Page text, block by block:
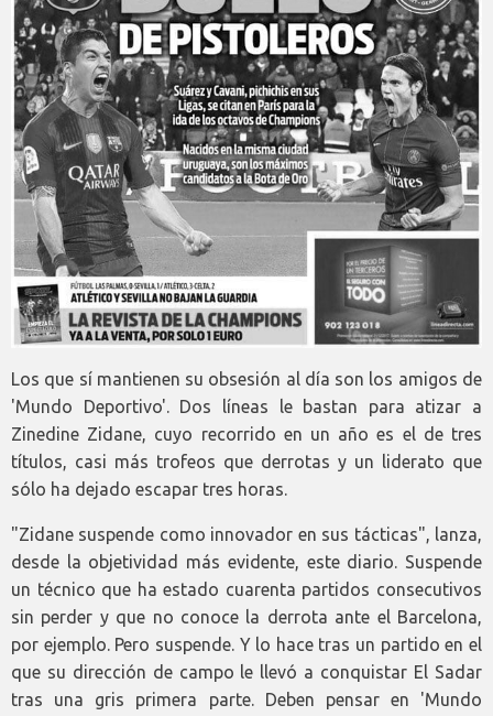
Los que sí mantienen su obsesión al día son los amigos de
'Mundo Deportivo'. Dos líneas le bastan para atizar a
Zinedine Zidane, cuyo recorrido en un año es el de tres
títulos, casi más trofeos que derrotas y un liderato que
sólo ha dejado escapar tres horas.
"Zidane suspende como innovador en sus tácticas", lanza,
desde la objetividad más evidente, este diario. Suspende
un técnico que ha estado cuarenta partidos consecutivos
sin perder y que no conoce la derrota ante el Barcelona,
por ejemplo. Pero suspende. Y lo hace tras un partido en el
que su dirección de campo le llevó a conquistar El Sadar
tras una gris primera parte. Deben pensar en 'Mundo